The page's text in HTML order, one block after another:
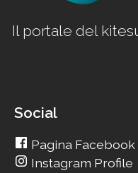
Il portale del
Social
Pagina Facebook
Instagram Profile